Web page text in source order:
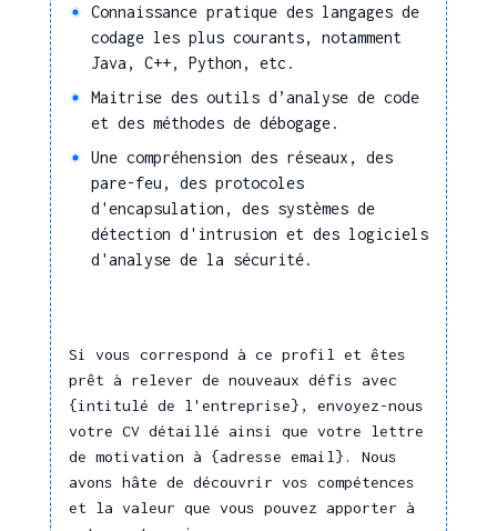
Réseaux informatiques et
télécoms
Produits multimédias
Connaissance pratique des langages de
codage les plus courants, notamment
Java, C++, Python, etc.
Maitrise des outils d’analyse de code
et des méthodes de débogage.
Une compréhension des réseaux, des
pare-feu, des protocoles
d'encapsulation, des systèmes de
détection d'intrusion et des logiciels
d'analyse de la sécurité.
Si vous correspond à ce profil et êtes
prêt à relever de nouveaux défis avec
{intitulé de l'entreprise}, envoyez-nous
votre CV détaillé ainsi que votre lettre
de motivation à {adresse email}. Nous
avons hâte de découvrir vos compétences
et la valeur que vous pouvez apporter à